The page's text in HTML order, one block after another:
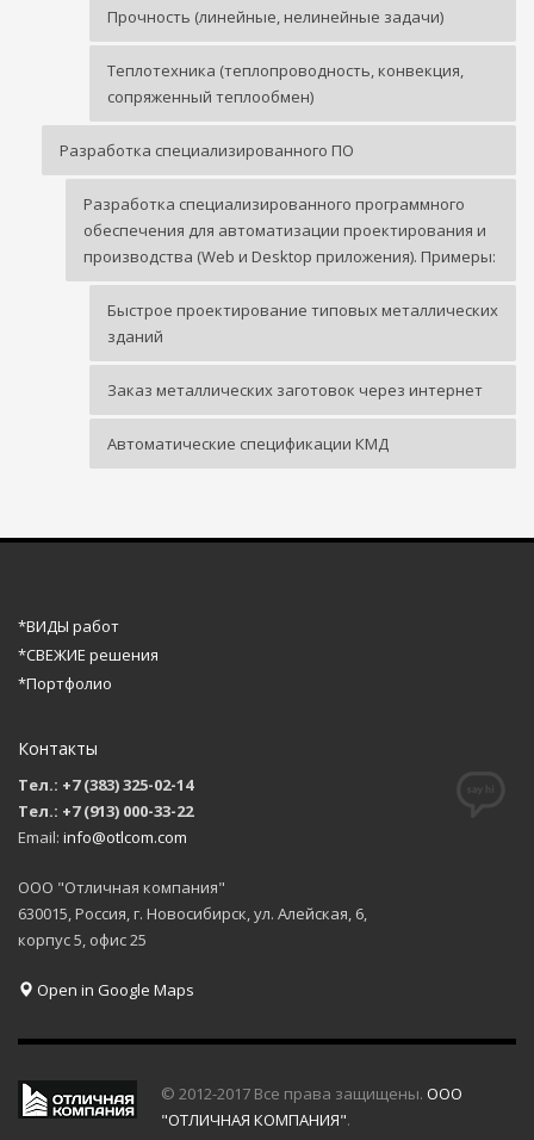
Прочность (линейные, нелинейные задачи)
Теплотехника (теплопроводность, конвекция,
сопряженный теплообмен)
Разработка специализированного ПО
Разработка специализированного программного
обеспечения для автоматизации проектирования и
производства (Web и Desktop приложения). Примеры:
Быстрое проектирование типовых металлических
зданий
Заказ металлических заготовок через интернет
Автоматические спецификации КМД
*ВИДЫ работ
*СВЕЖИЕ решения
*Портфолио
Контакты
Тел.: +7 (383) 325-02-14
Тел.: +7 (913) 000-33-22
Email: info@otlcom.com
ООО "Отличная компания"
630015, Россия, г. Новосибирск, ул. Алейская, 6,
корпус 5, офис 25
Open in Google Maps
© 2012-2017 Все права защищены. ООО
"ОТЛИЧНАЯ КОМПАНИЯ".